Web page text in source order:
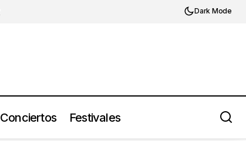
Dark Mode
Conciertos Festivales